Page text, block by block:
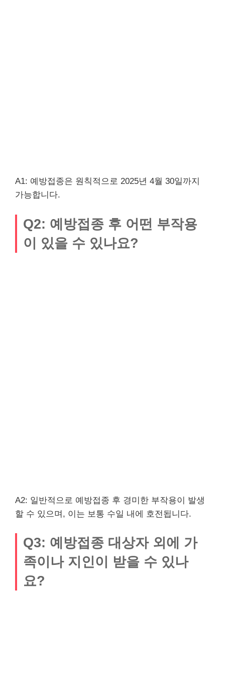
A1: 예방접종은 원칙적으로 2025년 4월 30일까지
가능합니다.
Q2: 예방접종 후 어떤 부작용
이 있을 수 있나요?
A2: 일반적으로 예방접종 후 경미한 부작용이 발생
할 수 있으며, 이는 보통 수일 내에 호전됩니다.
Q3: 예방접종 대상자 외에 가
족이나 지인이 받을 수 있나
요?